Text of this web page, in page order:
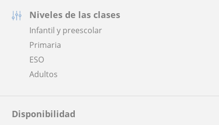
Niveles de las clases
Infantil y preescolar
Primaria
ESO
Adultos
Disponibilidad